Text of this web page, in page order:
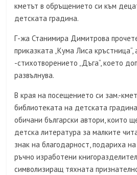
кметът в обръщението си към
детската градина.
Г-жа Станимира Димитрова
приказката „Кума Лиса
-стихотворението „Дъга“, което
развълнува.
В края на посещението си зам.-
библиотеката на детската
обичани български автори, които
детска литература за малките
знак на благодарност, подариха
ръчно изработени
символизиращ тяхната